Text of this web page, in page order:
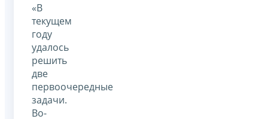
«В
текущем
году
удалось
решить
две
первоочередные
задачи.
Во-